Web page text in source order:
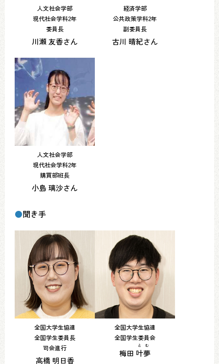
人文社会学部
現代社会学科2年
委員長
川瀬 友香さん
経済学部
公共政策学科2年
副委員長
古川 晴紀さん
人文社会学部
現代社会学科2年
購買部班長
小島 璃沙さん
●聞き手
全国大学生協連
全国学生委員長
司会進行
高橋 明日香
全国大学生協連
全国学生委員会
梅田 叶夢
とむ